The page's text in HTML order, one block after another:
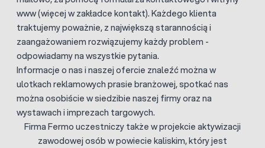
www (więcej w zakładce kontakt). Każdego klienta
traktujemy poważnie, z największą starannością i
zaangażowaniem rozwiązujemy każdy problem -
odpowiadamy na wszystkie pytania.
Informacje o nas i naszej ofercie znaleźć można w
ulotkach reklamowych prasie branżowej, spotkać nas
można osobiście w siedzibie naszej firmy oraz na
wystawach i imprezach targowych.
Firma Fermo uczestniczy także w projekcie aktywizacji
zawodowej osób w powiecie kaliskim, który jest